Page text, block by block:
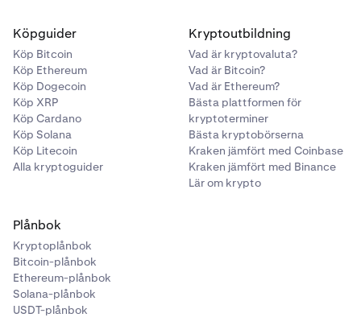
4 Välj den kvalificerade tillgångendu vill överföra.
Köpguider
Köp Bitcoin
Köp Ethereum
Köp Dogecoin
Köp XRP
Köp Cardano
Köp Solana
Köp Litecoin
Alla kryptoguider
Kryptoutbildning
Vad är kryptovaluta?
Vad är Bitcoin?
Vad är Ethereum?
Bästa plattformen för
kryptoterminer
Bästa kryptobörserna
Kraken jämfört med Coinbase
Kraken jämfört med Binance
Lär om krypto
Plånbok
Kryptoplånbok
Bitcoin-plånbok
Ethereum-plånbok
Solana-plånbok
USDT-plånbok